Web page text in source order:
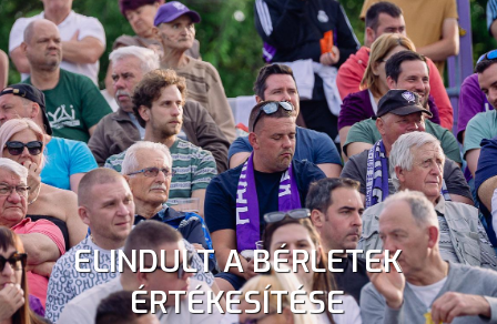
ELINDULT A BÉRLETEK
ÉRTÉKESÍTÉSE